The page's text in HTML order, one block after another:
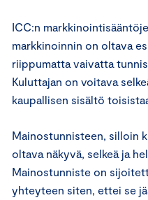
ICC:n
markkinoinnin on oltava
riippumatta vaivatta
Kuluttajan on voitava
kaupallisen sisältö
Mainostunnisteen, silloin
oltava näkyvä, selkeä ja
Mainostunniste on
yhteyteen siten, ettei se